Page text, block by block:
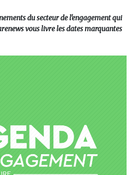
du secteur de l'engagement qui
vous livre les dates marquantes